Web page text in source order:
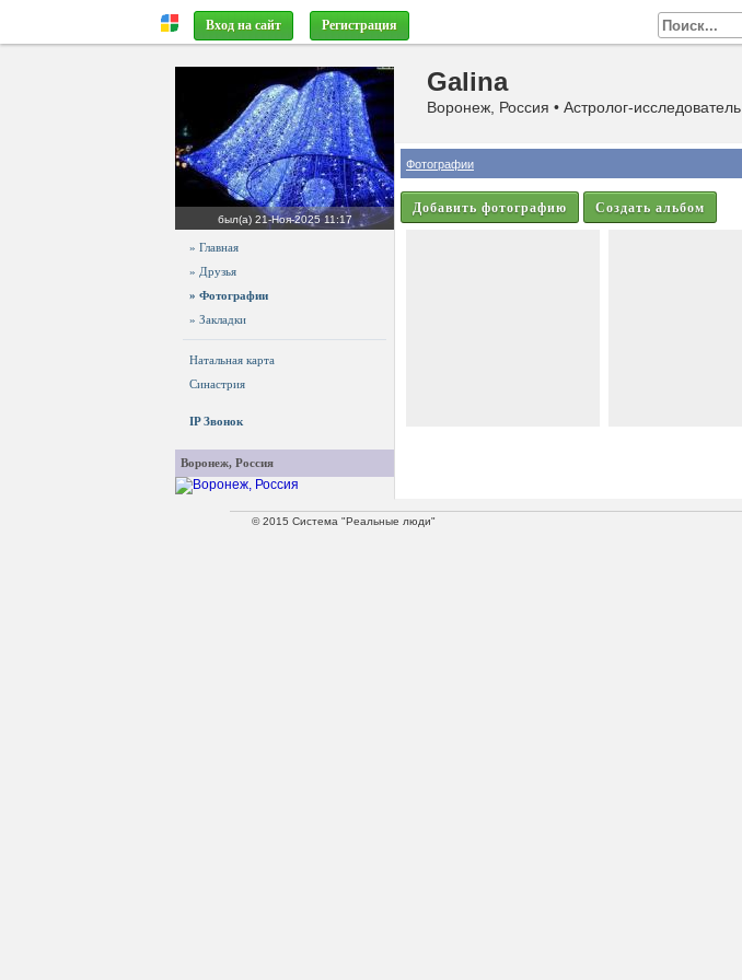
Вход на сайт Регистрация
Galina
Воронеж, Россия • Астролог-исследователь
был(а) 21-Ноя-2025 11:17
» Главная
» Друзья
» Фотографии
» Закладки
Натальная карта
Синастрия
IP Звонок
Воронеж, Россия
Фотографии
Добавить фотографию Создать альбом
© 2015 Система "Реальные люди"